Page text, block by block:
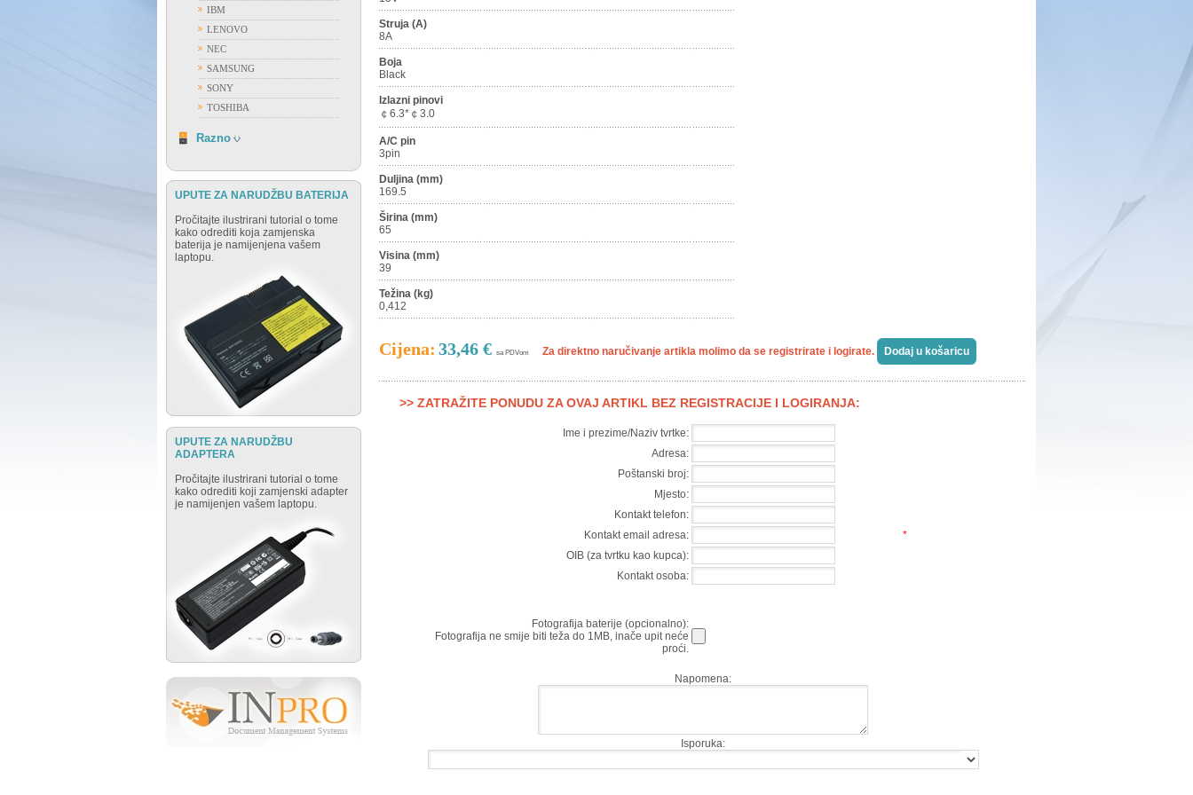
IBM
LENOVO
NEC
SAMSUNG
SONY
TOSHIBA
Razno
UPUTE ZA NARUDŽBU BATERIJA
Pročitajte ilustrirani tutorial o tome
kako odrediti koja zamjenska
baterija je namijenjena vašem
laptopu.
UPUTE ZA NARUDŽBU
ADAPTERA
Pročitajte ilustrirani tutorial o tome
kako odrediti koji zamjenski adapter
je namijenjen vašem laptopu.
Struja (A)
8A
Boja
Black
Izlazni pinovi
￠6.3*￠3.0
A/C pin
3pin
Duljina (mm)
169.5
Širina (mm)
65
Visina (mm)
39
Težina (kg)
0,412
Cijena: 33,46 € sa PDVom Za direktno naručivanje artikla molimo da se registrirate i logirate.
>> ZATRAŽITE PONUDU ZA OVAJ ARTIKL BEZ REGISTRACIJE I LOGIRANJA:
Ime i prezime/Naziv tvrtke:
Adresa:
Poštanski broj:
Mjesto:
Kontakt telefon:
Kontakt email adresa:
*
OIB (za tvrtku kao kupca):
Kontakt osoba:
Fotografija baterije (opcionalno):
Fotografija ne smije biti teža do 1MB, inače upit neće
proći.
Napomena:
Isporuka: